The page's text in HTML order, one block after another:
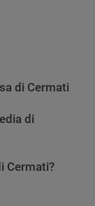
di Cermati
di
Cermati?